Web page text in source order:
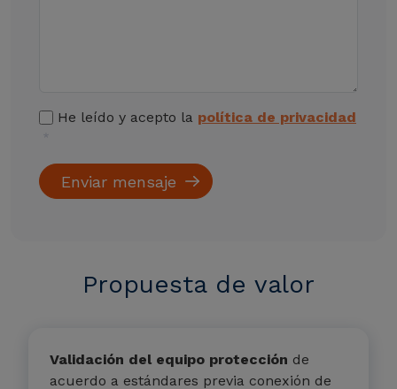
He leído y acepto la política de privacidad
Propuesta de valor
Validación del equipo protección de
acuerdo a estándares previa conexión de